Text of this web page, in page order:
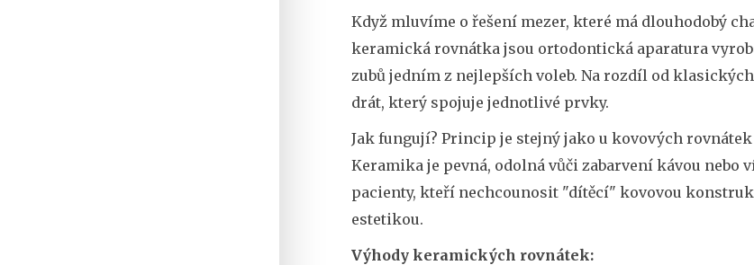
Když mluvíme o řešení mezer, které má dlouhodobý
keramická rovnátka jsou ortodontická aparatura
zubů jedním z nejlepších voleb. Na rozdíl od
drát, který spojuje jednotlivé prvky.
Jak fungují? Princip je stejný jako u kovových
Keramika je pevná, odolná vůči zabarvení kávou nebo
pacienty, kteří nechcounosit "dítěcí" kovovou
estetikou.
Výhody keramických rovnátek: